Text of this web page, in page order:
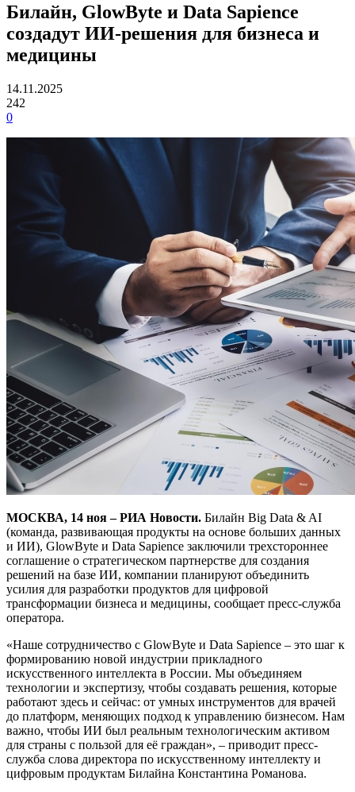
Билайн, GlowByte и Data Sapience
создадут ИИ-решения для бизнеса и
медицины
14.11.2025
242
0
МОСКВА, 14 ноя – РИА Новости. Билайн Big Data & AI
(команда, развивающая продукты на основе больших данных
и ИИ), GlowByte и Data Sapience заключили трехстороннее
соглашение о стратегическом партнерстве для создания
решений на базе ИИ, компании планируют объединить
усилия для разработки продуктов для цифровой
трансформации бизнеса и медицины, сообщает пресс-служба
оператора.
«Наше сотрудничество с GlowByte и Data Sapience – это шаг к
формированию новой индустрии прикладного
искусственного интеллекта в России. Мы объединяем
технологии и экспертизу, чтобы создавать решения, которые
работают здесь и сейчас: от умных инструментов для врачей
до платформ, меняющих подход к управлению бизнесом. Нам
важно, чтобы ИИ был реальным технологическим активом
для страны с пользой для её граждан», – приводит пресс-
служба слова директора по искусственному интеллекту и
цифровым продуктам Билайна Константина Романова.